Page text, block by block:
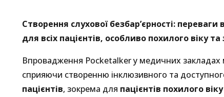
Створення слухової безбар’єрності:
для всіх пацієнтів, особливо похилого віку
Впровадження Pocketalker у медичних закладах
сприяючи створенню інклюзивного та
пацієнтів, зокрема для пацієнтів похилого віку